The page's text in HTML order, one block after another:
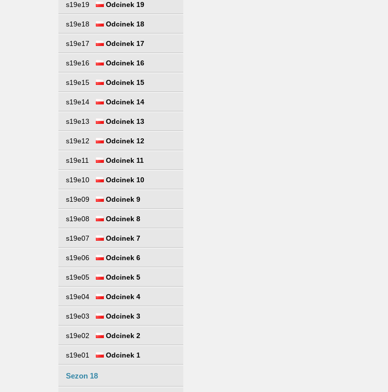
s19e19 Odcinek 19
s19e18 Odcinek 18
s19e17 Odcinek 17
s19e16 Odcinek 16
s19e15 Odcinek 15
s19e14 Odcinek 14
s19e13 Odcinek 13
s19e12 Odcinek 12
s19e11 Odcinek 11
s19e10 Odcinek 10
s19e09 Odcinek 9
s19e08 Odcinek 8
s19e07 Odcinek 7
s19e06 Odcinek 6
s19e05 Odcinek 5
s19e04 Odcinek 4
s19e03 Odcinek 3
s19e02 Odcinek 2
s19e01 Odcinek 1
Sezon 18